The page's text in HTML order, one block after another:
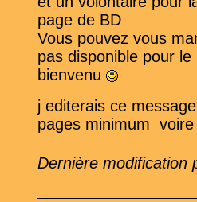
page de BD
Vous pouvez vous
pas disponible pour
bienvenu
j editerais ce
pages minimum
Dernière modification